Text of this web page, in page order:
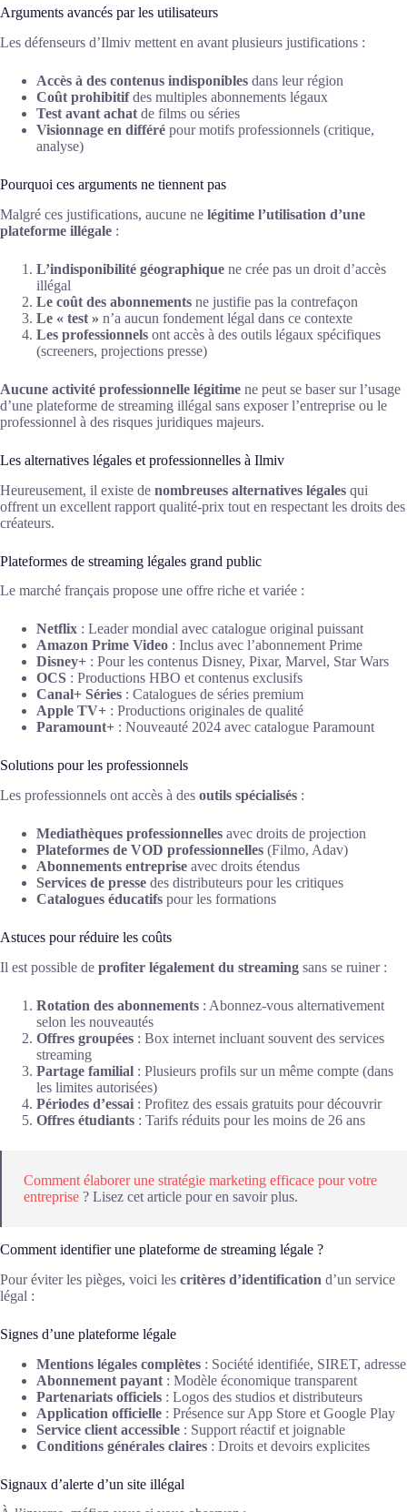
Arguments avancés par les utilisateurs
Les défenseurs d’Ilmiv mettent en avant plusieurs justifications :
Accès à des contenus indisponibles dans leur région
Coût prohibitifdes multiples abonnements légaux
Test avant achat de films ou séries
Visionnage en différé pour motifs professionnels (critique,
analyse)
Pourquoi ces arguments ne tiennent pas
Malgré ces justifications, aucune ne légitime l’utilisation d’une
plateforme illégale :
L’indisponibilité géographique ne crée pas un droit d’accès
illégal
Le coût des abonnements ne justifie pas la contrefaçon
Le « test » n’a aucun fondement légal dans ce contexte
Les professionnels ont accès à des outils légaux spécifiques
(screeners, projections presse)
Aucune activité professionnelle légitime ne peut se baser sur l’usage
d’une plateforme de streaming illégal sans exposer l’entreprise ou le
professionnel à des risques juridiques majeurs.
Les alternatives légales et professionnelles à Ilmiv
Heureusement, il existe de nombreuses alternatives légales qui
offrent un excellent rapport qualité-prix tout en respectant les droits des
créateurs.
Plateformes de streaming légales grand public
Le marché français propose une offre riche et variée :
Netflix : Leader mondial avec catalogue original puissant
Amazon Prime Video : Inclus avec l’abonnement Prime
Disney+ : Pour les contenus Disney, Pixar, Marvel, Star Wars
OCS : Productions HBO et contenus exclusifs
Canal+ Séries : Catalogues de séries premium
Apple TV+ : Productions originales de qualité
Paramount+ : Nouveauté 2024 avec catalogue Paramount
Solutions pour les professionnels
Les professionnels ont accès à des outils spécialisés :
Mediathèques professionnelles avec droits de projection
Plateformes de VOD professionnelles (Filmo, Adav)
Abonnements entreprise avec droits étendus
Services de presse des distributeurs pour les critiques
Catalogues éducatifs pour les formations
Astuces pour réduire les coûts
Il est possible de profiter légalement du streaming sans se ruiner :
Rotation des abonnements : Abonnez-vous alternativement
selon les nouveautés
Offres groupées : Box internet incluant souvent des services
streaming
Partage familial : Plusieurs profils sur un même compte (dans
les limites autorisées)
Périodes d’essai : Profitez des essais gratuits pour découvrir
Offres étudiants : Tarifs réduits pour les moins de 26 ans
Comment élaborer une stratégie marketing efficace pour votre
entreprise ? Lisez cet article pour en savoir plus.
Comment identifier une plateforme de streaming légale ?
Pour éviter les pièges, voici les critères d’identification d’un service
légal :
Signes d’une plateforme légale
Mentions légales complètes : Société identifiée, SIRET, adresse
Abonnement payant : Modèle économique transparent
Partenariats officiels : Logos des studios et distributeurs
Application officielle : Présence sur App Store et Google Play
Service client accessible : Support réactif et joignable
Conditions générales claires : Droits et devoirs explicites
Signaux d’alerte d’un site illégal